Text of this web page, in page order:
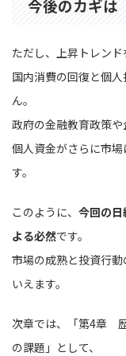
今後のカギは
ただし、上昇トレンド
国内消費の回復と個
ん。
政府の金融教育政策や
個人資金がさらに市
す。
このように、 今回の
よる必然です。
市場の成熟と投資行
いえます。
次章では、「第4章
の課題」として、